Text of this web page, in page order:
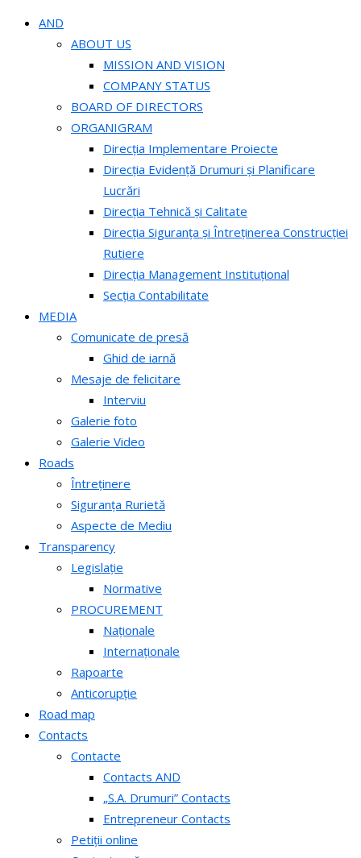
AND
ABOUT US
MISSION AND VISION
COMPANY STATUS
BOARD OF DIRECTORS
ORGANIGRAM
Direcția Implementare Proiecte
Direcția Evidență Drumuri și Planificare
Lucrări
Direcția Tehnică și Calitate
Direcția Siguranța și Întreținerea Construcției
Rutiere
Direcția Management Instituțional
Secția Contabilitate
MEDIA
Comunicate de presă
Ghid de iarnă
Mesaje de felicitare
Interviu
Galerie foto
Galerie Video
Roads
Întreținere
Siguranța Rurietă
Aspecte de Mediu
Transparency
Legislație
Normative
PROCUREMENT
Naționale
Internaționale
Rapoarte
Anticorupție
Road map
Contacts
Contacte
Contacts AND
„S.A. Drumuri” Contacts
Entrepreneur Contacts
Petiții online